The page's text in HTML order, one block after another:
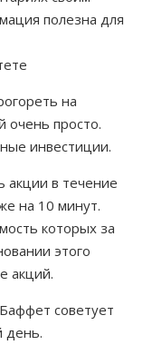
полезна для
на
очень просто.
инвестиции.
акции в течение
на 10 минут.
которых за
этого
акций.
советует
день.